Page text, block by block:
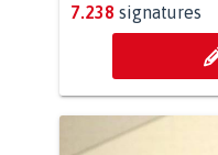
7.238 signatures